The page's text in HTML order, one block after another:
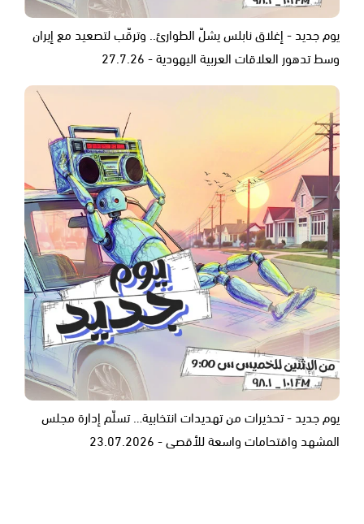
يوم جديد - إغلاق نابلس يشلّ الطوارئ.. وترقّب لتصعيد مع إيران
وسط تدهور العلاقات العربية اليهودية - 27.7.26
يوم جديد - تحذيرات من تهديدات انتخابية… تسلّم إدارة مجلس
المشهد واقتحامات واسعة للأقصى - 23.07.2026